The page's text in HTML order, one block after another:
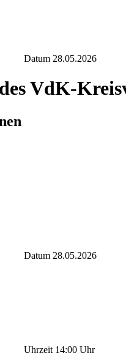
Datum 28.05.2026
VdK-
Datum 28.05.2026
Uhrzeit 14:00 Uhr